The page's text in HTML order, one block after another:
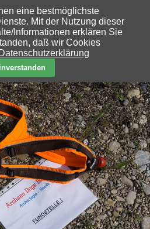
eine bestmöglichste
Mit der Nutzung dieser
Informationen erklären Sie
daß wir Cookies
Datenschutzerklärung